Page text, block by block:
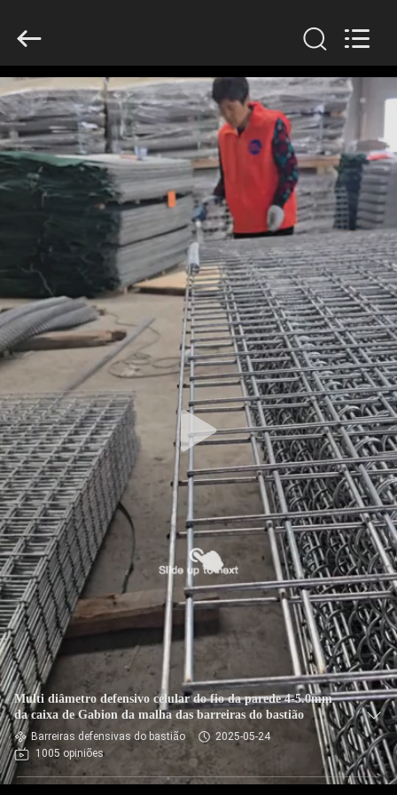
INÍCIO
PRODUTOS
SOBRE
NÓS
VISITA
À
FÁBRICA
CONTROLE
DE
QUALIDADE
CONTACTE-
NOS
NOTÍCIAS
SOLICITE UM
ORÇAMENTO
MAPA
DO
Ltd..
Rights
Reserved.
Multi diâmetro defensivo celular do fio da parede 4-5.0mm
da caixa de Gabion da malha das barreiras do bastião
Barreiras defensivas do bastião
2025-05-24
1005 opiniões